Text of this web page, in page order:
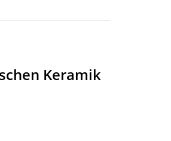
Keramik